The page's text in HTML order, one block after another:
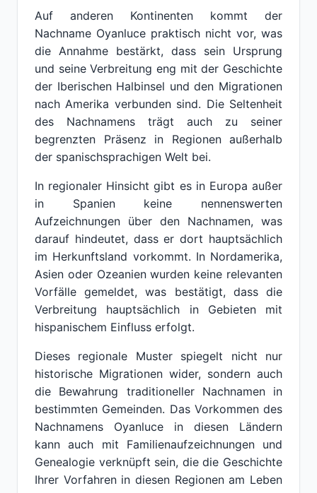
Auf anderen Kontinenten kommt der
Nachname Oyanluce praktisch nicht vor, was
die Annahme bestärkt, dass sein Ursprung
und seine Verbreitung eng mit der Geschichte
der Iberischen Halbinsel und den Migrationen
nach Amerika verbunden sind. Die Seltenheit
des Nachnamens trägt auch zu seiner
begrenzten Präsenz in Regionen außerhalb
der spanischsprachigen Welt bei.
In regionaler Hinsicht gibt es in Europa außer
in Spanien keine nennenswerten
Aufzeichnungen über den Nachnamen, was
darauf hindeutet, dass er dort hauptsächlich
im Herkunftsland vorkommt. In Nordamerika,
Asien oder Ozeanien wurden keine relevanten
Vorfälle gemeldet, was bestätigt, dass die
Verbreitung hauptsächlich in Gebieten mit
hispanischem Einfluss erfolgt.
Dieses regionale Muster spiegelt nicht nur
historische Migrationen wider, sondern auch
die Bewahrung traditioneller Nachnamen in
bestimmten Gemeinden. Das Vorkommen des
Nachnamens Oyanluce in diesen Ländern
kann auch mit Familienaufzeichnungen und
Genealogie verknüpft sein, die die Geschichte
Ihrer Vorfahren in diesen Regionen am Leben